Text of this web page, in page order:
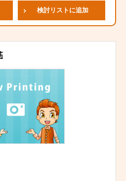
検討リストに追加